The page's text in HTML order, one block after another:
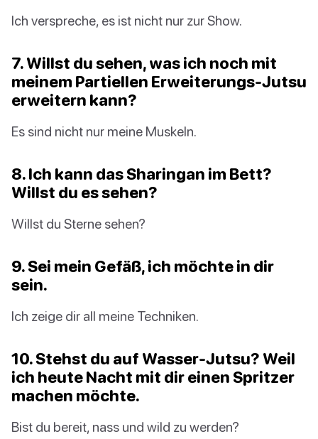
Ich verspreche, es ist nicht nur zur Show.
7. Willst du sehen, was ich noch mit
meinem Partiellen Erweiterungs-Jutsu
erweitern kann?
Es sind nicht nur meine Muskeln.
8. Ich kann das Sharingan im Bett?
Willst du es sehen?
Willst du Sterne sehen?
9. Sei mein Gefäß, ich möchte in dir
sein.
Ich zeige dir all meine Techniken.
10. Stehst du auf Wasser-Jutsu? Weil
ich heute Nacht mit dir einen Spritzer
machen möchte.
Bist du bereit, nass und wild zu werden?